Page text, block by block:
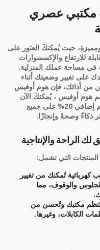
مكتبي عصري
حيث يُمكنكَ العثور على
للارتفاع والإكسسوارات
في مساحة عملك المنزلية.
تغيير وضعيتك أثناء
من أدائك، فإن هوم أوفيس
هوم أوفيس ، يُمكنكَ الآن
مضاعفة مُتعة التسوق والحصول على خصم إضافي 20% على جميع
ذكاءً وصحةً وإنجازًا.
الراحة والإنتاجية
التي تشمل:
كهربائية تُمكنك من تغيير
والوقوف، مما
مكتبك وتُحسن من
الكابلات، وغيرها.